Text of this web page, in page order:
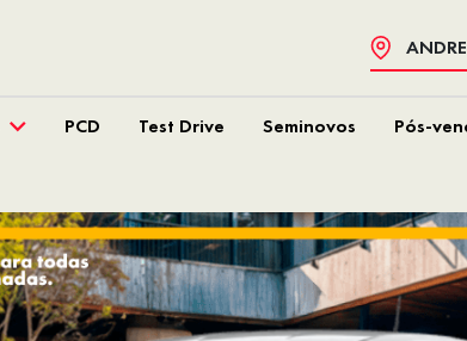
PCD Test Drive Seminovos Pós-